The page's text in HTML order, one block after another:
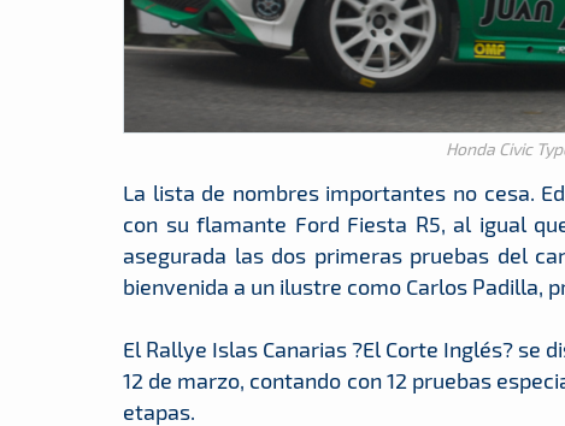
Honda Civic
La lista de nombres importantes no cesa.
con su flamante Ford Fiesta R5, al igual
asegurada las dos primeras pruebas del
bienvenida a un ilustre como Carlos Padilla,
El Rallye Islas Canarias ?El Corte Inglés? se
12 de marzo, contando con 12 pruebas
etapas.